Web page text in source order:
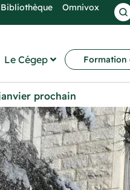
Bibliothèque Omnivox
Le Cégep Formation
prochain